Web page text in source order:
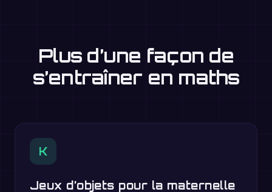
Plus d’une façon de
s’entraîner en maths
K
Jeux d’objets pour la maternelle